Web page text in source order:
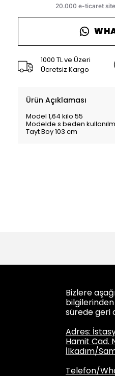
1000 TL ve Üzeri
Ücretsiz Kargo
Ürün Açıklaması
Model 1,64 kilo 55
Modelde s beden
Tayt Boy 103 cm
Bizlere
bilgilerinden
sürede geri
Adres:
Hamit Cad.
İlkadım/
Telefon/